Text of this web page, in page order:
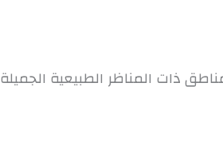
ذات المناظر الطبيعية